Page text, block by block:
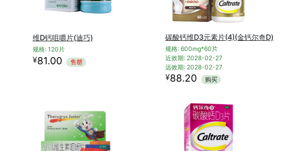
维D钙咀嚼片(迪巧)
规格: 120片
¥81.00 售罄
碳酸钙维D3元素片(4)(金钙尔奇D)
规格: 600mg*60片
近效期: 2028-02-27
远效期: 2028-02-27
¥88.20 购买